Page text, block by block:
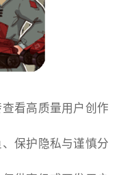
看高质量用户创作
保护隐私与谨慎分